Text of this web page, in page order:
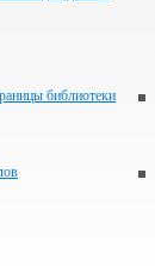
библиотеки